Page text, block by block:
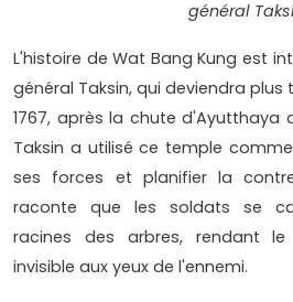
général
L'histoire de Wat Bang Kung est
général Taksin, qui deviendra plus
1767, après la chute d'Ayutthaya
Taksin a utilisé ce temple
ses forces et planifier la
raconte que les soldats se
racines des arbres, rendant
invisible aux yeux de l'ennemi.